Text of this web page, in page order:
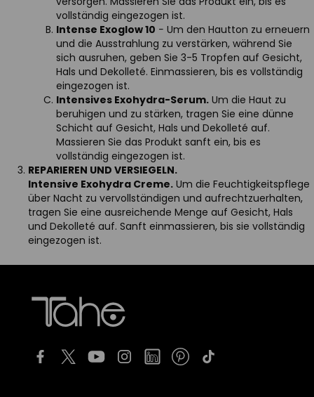
vollständig eingezogen ist.
Intense Exoglow 10 - Um den Hautton zu erneuern
und die Ausstrahlung zu verstärken, während Sie
sich ausruhen, geben Sie 3-5 Tropfen auf Gesicht,
Hals und Dekolleté. Einmassieren, bis es vollständig
eingezogen ist.
Intensives Exohydra-Serum. Um die Haut zu
beruhigen und zu stärken, tragen Sie eine dünne
Schicht auf Gesicht, Hals und Dekolleté auf.
Massieren Sie das Produkt sanft ein, bis es
vollständig eingezogen ist.
REPARIEREN UND VERSIEGELN.
Intensive Exohydra Creme. Um die Feuchtigkeitspflege
über Nacht zu vervollständigen und aufrechtzuerhalten,
tragen Sie eine ausreichende Menge auf Gesicht, Hals
und Dekolleté auf. Sanft einmassieren, bis sie vollständig
eingezogen ist.